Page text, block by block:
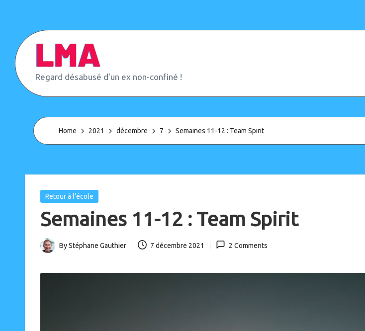
content
L
e
M
n
d
e
è
o
p
Regard désabusé d'un ex non-confiné !
Home 2021 décembre 7 Semaines 11-12 : Team Spirit
Posted
Retour à l’école
Semaines 11-12 : Team Spirit
Posted
ByStéphane Gauthier 7 décembre 2021 2 Comments